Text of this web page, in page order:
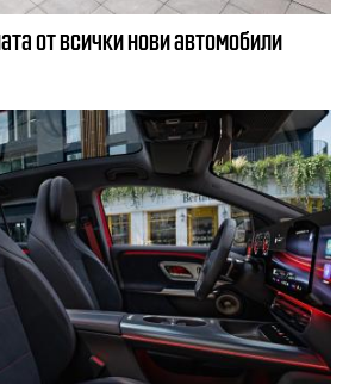
от всички нови автомобили